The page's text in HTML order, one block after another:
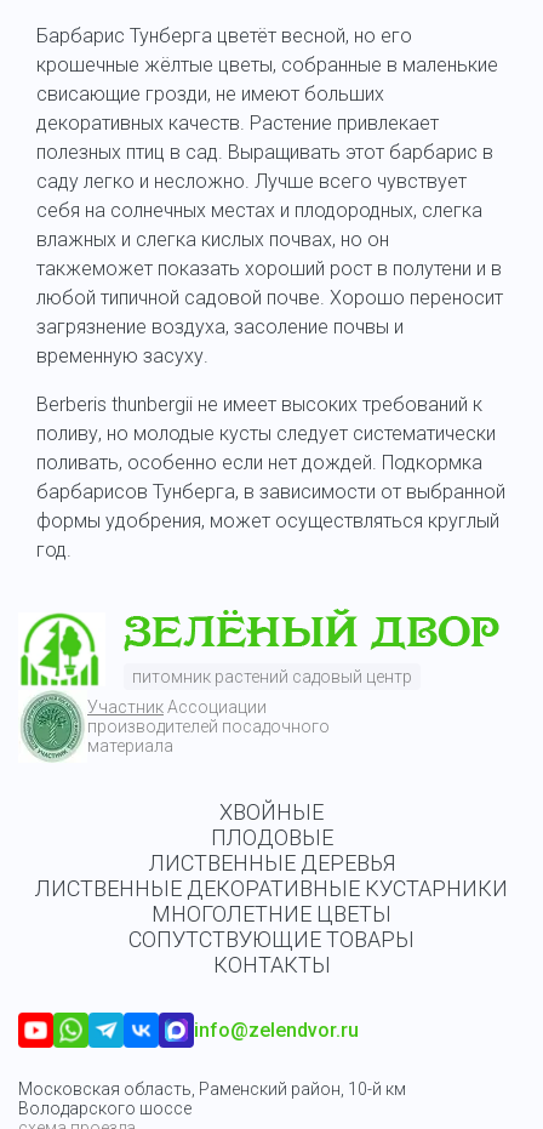
Барбарис Тунберга цветёт весной, но его
крошечные жёлтые цветы, собранные в маленькие
свисающие грозди, не имеют больших
декоративных качеств. Растение привлекает
полезных птиц в сад. Выращивать этот барбарис в
саду легко и несложно. Лучше всего чувствует
себя на солнечных местах и плодородных, слегка
влажных и слегка кислых почвах, но он
такжеможет показать хороший рост в полутени и в
любой типичной садовой почве. Хорошо переносит
загрязнение воздуха, засоление почвы и
временную засуху.
Berberis thunbergii не имеет высоких требований к
поливу, но молодые кусты следует систематически
поливать, особенно если нет дождей. Подкормка
барбарисов Тунберга, в зависимости от выбранной
формы удобрения, может осуществляться круглый
год.
питомник растений садовый центр
УчастникАссоциации
производителей посадочного
материала
ХВОЙНЫЕ
ПЛОДОВЫЕ
ЛИСТВЕННЫЕ ДЕРЕВЬЯ
ЛИСТВЕННЫЕ ДЕКОРАТИВНЫЕ КУСТАРНИКИ
МНОГОЛЕТНИЕ ЦВЕТЫ
СОПУТСТВУЮЩИЕ ТОВАРЫ
КОНТАКТЫ
info@zelendvor.ru
Московская область, Раменский район, 10-й км
Володарского шоссе